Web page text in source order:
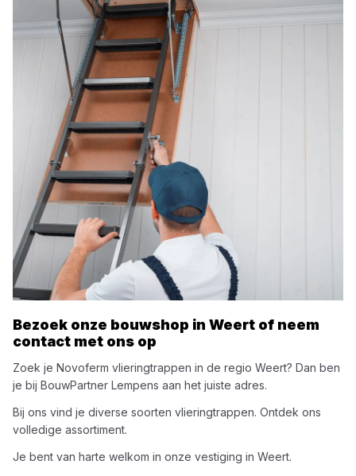
Bezoek onze bouwshop in Weert of neem
contact met ons op
Zoek je Novoferm vlieringtrappen in de regio Weert? Dan ben
je bij BouwPartner Lempens aan het juiste adres.
Bij ons vind je diverse soorten vlieringtrappen. Ontdek ons
volledige assortiment.
Je bent van harte welkom in onze vestiging in Weert.